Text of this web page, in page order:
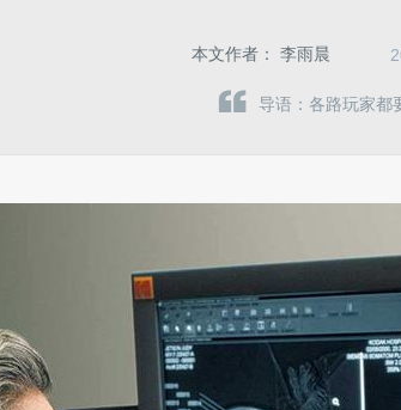
本文作者： 李雨晨
导语：各路玩家都